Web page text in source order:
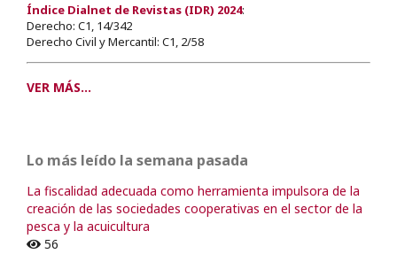
Índice Dialnet de Revistas (IDR) 2024:
Derecho: C1, 14/342
Derecho Civil y Mercantil: C1, 2/58
VER MÁS...
Lo más leído la semana pasada
La fiscalidad adecuada como herramienta impulsora de la
creación de las sociedades cooperativas en el sector de la
pesca y la acuicultura
56